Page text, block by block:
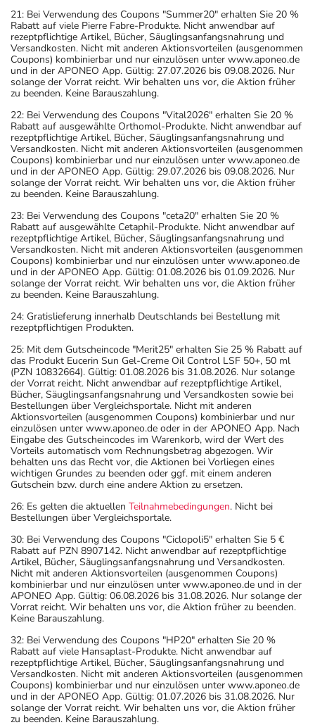
21: Bei Verwendung des Coupons "Summer20" erhalten Sie 20 %
Rabatt auf viele Pierre Fabre-Produkte. Nicht anwendbar auf
rezeptpflichtige Artikel, Bücher, Säuglingsanfangsnahrung und
Versandkosten. Nicht mit anderen Aktionsvorteilen (ausgenommen
Coupons) kombinierbar und nur einzulösen unter www.aponeo.de
und in der APONEO App. Gültig: 27.07.2026 bis 09.08.2026. Nur
solange der Vorrat reicht. Wir behalten uns vor, die Aktion früher
zu beenden. Keine Barauszahlung.
22: Bei Verwendung des Coupons "Vital2026" erhalten Sie 20 %
Rabatt auf ausgewählte Orthomol-Produkte. Nicht anwendbar auf
rezeptpflichtige Artikel, Bücher, Säuglingsanfangsnahrung und
Versandkosten. Nicht mit anderen Aktionsvorteilen (ausgenommen
Coupons) kombinierbar und nur einzulösen unter www.aponeo.de
und in der APONEO App. Gültig: 29.07.2026 bis 09.08.2026. Nur
solange der Vorrat reicht. Wir behalten uns vor, die Aktion früher
zu beenden. Keine Barauszahlung.
23: Bei Verwendung des Coupons "ceta20" erhalten Sie 20 %
Rabatt auf ausgewählte Cetaphil-Produkte. Nicht anwendbar auf
rezeptpflichtige Artikel, Bücher, Säuglingsanfangsnahrung und
Versandkosten. Nicht mit anderen Aktionsvorteilen (ausgenommen
Coupons) kombinierbar und nur einzulösen unter www.aponeo.de
und in der APONEO App. Gültig: 01.08.2026 bis 01.09.2026. Nur
solange der Vorrat reicht. Wir behalten uns vor, die Aktion früher
zu beenden. Keine Barauszahlung.
24: Gratislieferung innerhalb Deutschlands bei Bestellung mit
rezeptpflichtigen Produkten.
25: Mit dem Gutscheincode "Merit25" erhalten Sie 25 % Rabatt auf
das Produkt Eucerin Sun Gel-Creme Oil Control LSF 50+, 50 ml
(PZN 10832664). Gültig: 01.08.2026 bis 31.08.2026. Nur solange
der Vorrat reicht. Nicht anwendbar auf rezeptpflichtige Artikel,
Bücher, Säuglingsanfangsnahrung und Versandkosten sowie bei
Bestellungen über Vergleichsportale. Nicht mit anderen
Aktionsvorteilen (ausgenommen Coupons) kombinierbar und nur
einzulösen unter www.aponeo.de oder in der APONEO App. Nach
Eingabe des Gutscheincodes im Warenkorb, wird der Wert des
Vorteils automatisch vom Rechnungsbetrag abgezogen. Wir
behalten uns das Recht vor, die Aktionen bei Vorliegen eines
wichtigen Grundes zu beenden oder ggf. mit einem anderen
Gutschein bzw. durch eine andere Aktion zu ersetzen.
26: Es gelten die aktuellen Teilnahmebedingungen. Nicht bei
Bestellungen über Vergleichsportale.
30: Bei Verwendung des Coupons "Ciclopoli5" erhalten Sie 5 €
Rabatt auf PZN 8907142. Nicht anwendbar auf rezeptpflichtige
Artikel, Bücher, Säuglingsanfangsnahrung und Versandkosten.
Nicht mit anderen Aktionsvorteilen (ausgenommen Coupons)
kombinierbar und nur einzulösen unter www.aponeo.de und in der
APONEO App. Gültig: 06.08.2026 bis 31.08.2026. Nur solange der
Vorrat reicht. Wir behalten uns vor, die Aktion früher zu beenden.
Keine Barauszahlung.
32: Bei Verwendung des Coupons "HP20" erhalten Sie 20 %
Rabatt auf viele Hansaplast-Produkte. Nicht anwendbar auf
rezeptpflichtige Artikel, Bücher, Säuglingsanfangsnahrung und
Versandkosten. Nicht mit anderen Aktionsvorteilen (ausgenommen
Coupons) kombinierbar und nur einzulösen unter www.aponeo.de
und in der APONEO App. Gültig: 01.07.2026 bis 31.08.2026. Nur
solange der Vorrat reicht. Wir behalten uns vor, die Aktion früher
zu beenden. Keine Barauszahlung.